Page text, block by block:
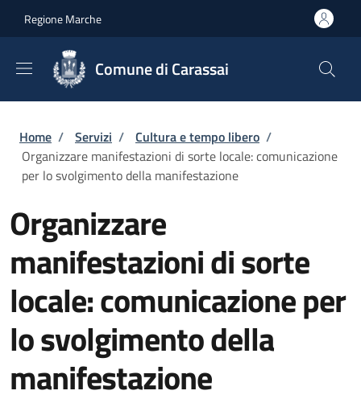
Regione Marche
Comune di Carassai
Briciole di pane
Home / Servizi / Cultura e tempo libero /
Organizzare manifestazioni di sorte locale: comunicazione
per lo svolgimento della manifestazione
Organizzare
manifestazioni di sorte
locale: comunicazione per
lo svolgimento della
manifestazione